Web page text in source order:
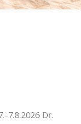
7.8.2026 Dr.